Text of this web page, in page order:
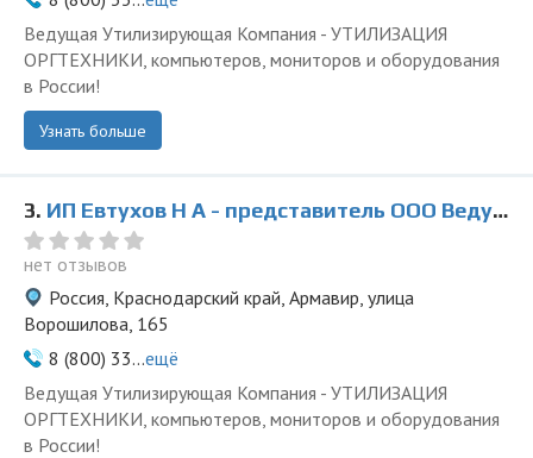
Ведущая Утилизирующая Компания - УТИЛИЗАЦИЯ
ОРГТЕХНИКИ, компьютеров, мониторов и оборудования
в России!
Узнать больше
3. ИП Евтухов Н А - представитель ООО Ведущая Утилизирующая Компания
нет отзывов
Россия, Краснодарский край, Армавир, улица
Ворошилова, 165
8 (800) 33...ещё
Ведущая Утилизирующая Компания - УТИЛИЗАЦИЯ
ОРГТЕХНИКИ, компьютеров, мониторов и оборудования
в России!